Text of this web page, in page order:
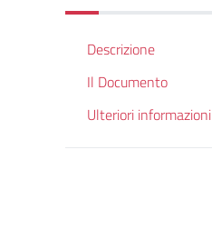
Descrizione
Il Documento
Ulteriori informazioni